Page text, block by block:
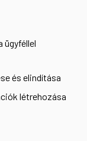
ügyféllel
és elindítása
létrehozása